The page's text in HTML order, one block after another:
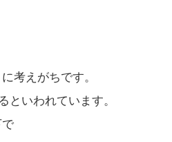
考えがちです。
といわれています。